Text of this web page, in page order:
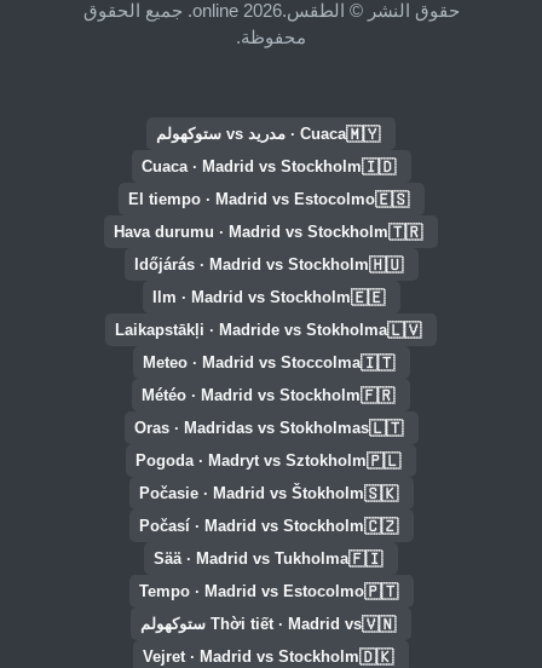
حقوق النشر © الطقس.online 2026. جميع الحقوق
محفوظة.
🇲🇾Cuaca · مدريد vs ستوكهولم
🇮🇩
Cuaca · Madrid vs Stockholm
🇪🇸
El tiempo · Madrid vs Estocolmo
🇹🇷
Hava durumu · Madrid vs Stockholm
🇭🇺
Időjárás · Madrid vs Stockholm
🇪🇪
Ilm · Madrid vs Stockholm
🇱🇻
Laikapstākļi · Madride vs Stokholma
🇮🇹
Meteo · Madrid vs Stoccolma
🇫🇷
Météo · Madrid vs Stockholm
🇱🇹
Oras · Madridas vs Stokholmas
🇵🇱
Pogoda · Madryt vs Sztokholm
🇸🇰
Počasie · Madrid vs Štokholm
🇨🇿
Počasí · Madrid vs Stockholm
🇫🇮
Sää · Madrid vs Tukholma
🇵🇹
Tempo · Madrid vs Estocolmo
🇻🇳Thời tiết · Madrid vs ستوكهولم
🇩🇰
Vejret · Madrid vs Stockholm